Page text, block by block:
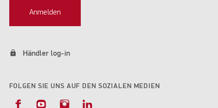
Anmelden
lock Händler log-in
FOLGEN SIE UNS AUF DEN SOZIALEN MEDIEN